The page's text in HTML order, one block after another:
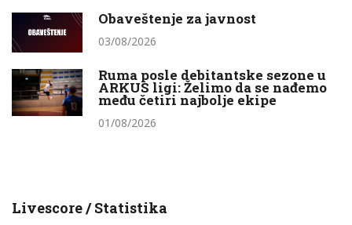
Obaveštenje za javnost
03/08/2026
Ruma posle debitantske sezone u
ARKUS ligi: Želimo da se nađemo
među četiri najbolje ekipe
01/08/2026
Livescore / Statistika